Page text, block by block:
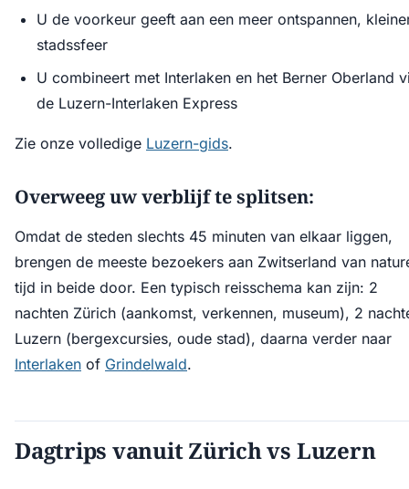
U de voorkeur geeft aan een meer ontspannen,
stadssfeer
U combineert met Interlaken en het Berner Oberland
de Luzern-Interlaken Express
Zie onze volledige Luzern-gids.
Overweeg uw verblijf te splitsen:
Omdat de steden slechts 45 minuten van elkaar liggen,
brengen de meeste bezoekers aan Zwitserland van
tijd in beide door. Een typisch reisschema kan zijn: 2
nachten Zürich (aankomst, verkennen, museum), 2
Luzern (bergexcursies, oude stad), daarna verder naar
Interlaken of Grindelwald.
Dagtrips vanuit Zürich vs Luzern